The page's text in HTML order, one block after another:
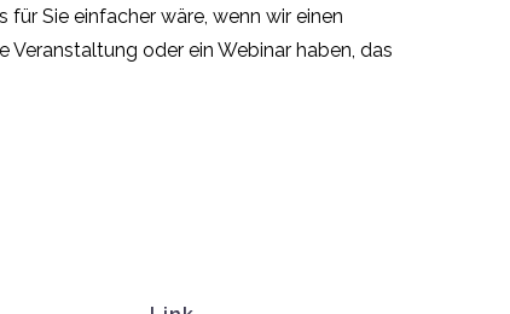
Sie einfacher wäre, wenn wir einen
oder ein Webinar haben, das